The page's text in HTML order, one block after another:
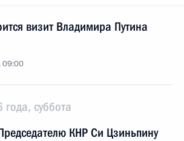
визит Владимира Путина
09:00
суббота
КНР Си Цзиньпину